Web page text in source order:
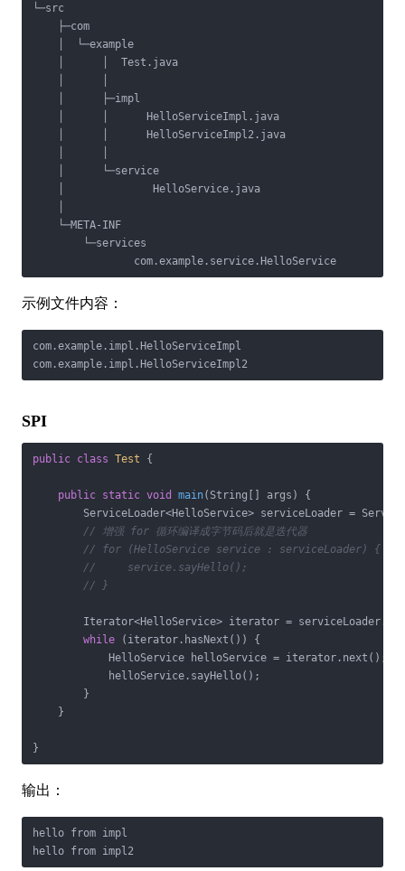
└─src
    ├─com
    │  └─example
    │      │  Test.java
    │      ├─impl
    │      │      HelloServiceImpl.java
    │      │      HelloServiceImpl2.java
    │      └─service
    │              HelloService.java
    └─META-INF
        └─services
                com.example.service.HelloService
示例文件内容：
com.example.impl.HelloServiceImpl
com.example.impl.HelloServiceImpl2
SPI
public class Test {
public static void main(String[] args)
{
ServiceLoader<HelloService> serviceLoader =
// 增强 for 循环编译成字节码后就是迭代器
// for (HelloService service : serviceLoader) {
//     service.sayHello();
// }
Iterator<HelloService> iterator =
while (iterator.hasNext()) {
            HelloService helloService = iterator.next();
            helloService.sayHello();
        }
    }
}
输出：
hello from impl
hello from impl2